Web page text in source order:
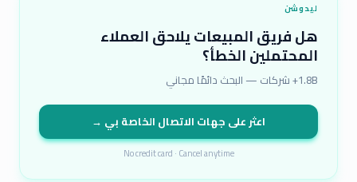
ليدوشن
هل فريق المبيعات يلاحق العملاء
المحتملين الخطأ؟
1.8B+ شركات — البحث دائمًا مجاني
اعثر على جهات الاتصال الخاصة بي →
No credit card · Cancel anytime